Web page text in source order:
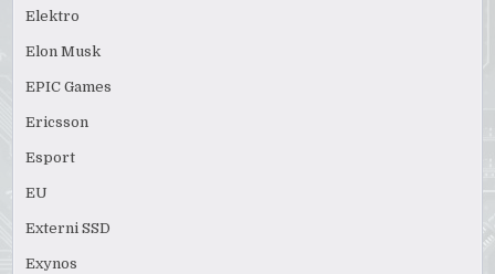
Elektro
Elon Musk
EPIC Games
Ericsson
Esport
EU
Externi SSD
Exynos